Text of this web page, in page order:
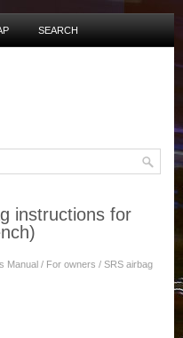
SEARCH
instructions for
Manual / For owners / SRS airbag